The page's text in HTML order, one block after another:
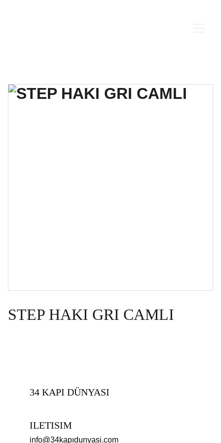
STEP HAKI GRI CAMLI
ILETISIM
info@34kapıdunyasi.com
34 KAPI DÜNYASI